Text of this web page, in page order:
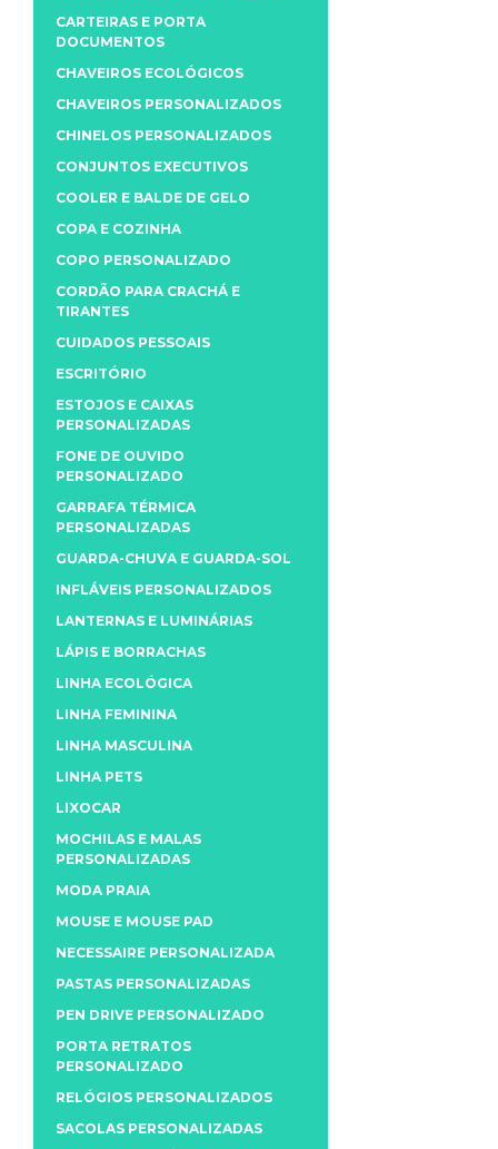
CARTEIRAS E PORTA
DOCUMENTOS
CHAVEIROS ECOLÓGICOS
CHAVEIROS PERSONALIZADOS
CHINELOS PERSONALIZADOS
CONJUNTOS EXECUTIVOS
COOLER E BALDE DE GELO
COPA E COZINHA
COPO PERSONALIZADO
CORDÃO PARA CRACHÁ E
TIRANTES
CUIDADOS PESSOAIS
ESCRITÓRIO
ESTOJOS E CAIXAS
PERSONALIZADAS
FONE DE OUVIDO
PERSONALIZADO
GARRAFA TÉRMICA
PERSONALIZADAS
GUARDA-CHUVA E GUARDA-SOL
INFLÁVEIS PERSONALIZADOS
LANTERNAS E LUMINÁRIAS
LÁPIS E BORRACHAS
LINHA ECOLÓGICA
LINHA FEMININA
LINHA MASCULINA
LINHA PETS
LIXOCAR
MOCHILAS E MALAS
PERSONALIZADAS
MODA PRAIA
MOUSE E MOUSE PAD
NECESSAIRE PERSONALIZADA
PASTAS PERSONALIZADAS
PEN DRIVE PERSONALIZADO
PORTA RETRATOS
PERSONALIZADO
RELÓGIOS PERSONALIZADOS
SACOLAS PERSONALIZADAS